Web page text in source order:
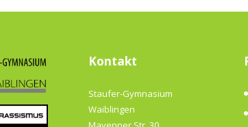
Kontakt
Staufer-Gymnasium
Waiblingen